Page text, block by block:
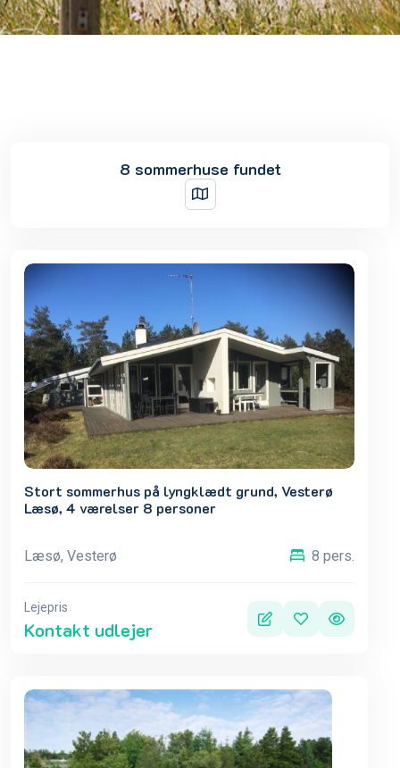
8 sommerhuse fundet
Stort sommerhus på lyngklædt grund, Vesterø
Læsø, 4 værelser 8 personer
Læsø, Vesterø 8 pers.
Lejepris
Kontakt udlejer